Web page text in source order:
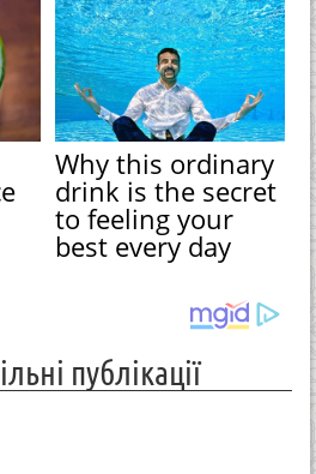
Why this ordinary
drink is the secret
to feeling your
best every day
публікації